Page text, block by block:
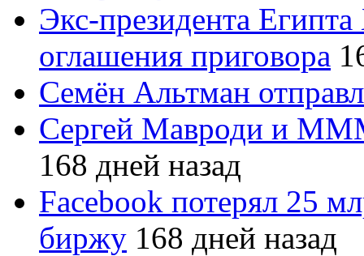
Экс-президента
оглашения приговора
Семён Альтман
Сергей Мавроди и
168 дней назад
Facebook потерял 25
биржу 168 дней назад